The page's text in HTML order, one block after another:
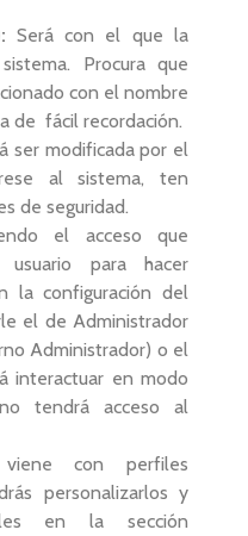
Será con el que la
Procura que
con el nombre
de fácil recordación.
ser modificada por el
al sistema, ten
de seguridad.
el acceso que
para hacer
la configuración del
el de Administrador
Administrador) o el
interactuar en modo
tendrá acceso al
con perfiles
personalizarlos y
en la sección